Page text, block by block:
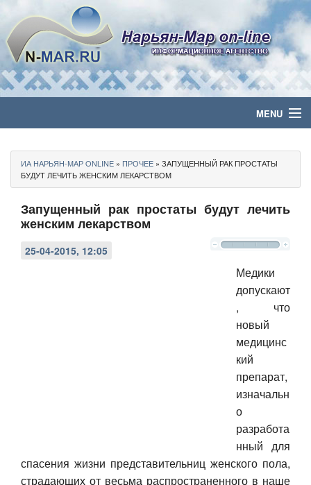
MENU
Политика
Бизнес
ИА НАРЬЯН-МАР ONLINE » ПРОЧEE » ЗАПУЩЕННЫЙ РАК ПРОСТАТЫ
БУДУТ ЛЕЧИТЬ ЖЕНСКИМ ЛЕКАРСТВОМ
Запущенный рак простаты будут лечить
женским лекарством
25-04-2015, 12:05
Медики
допускают
, что
новый
медицинс
кий
препарат,
изначальн
о
разработа
нный для
спасения жизни представительниц женского пола,
страдающих от весьма распространенного в наше